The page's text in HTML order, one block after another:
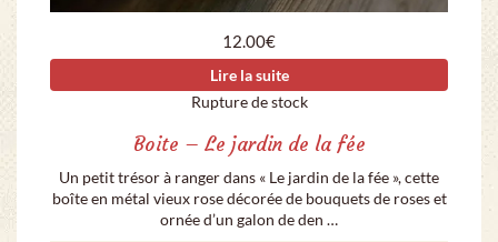
12.00€
Lire la suite
Rupture de stock
Boite – Le jardin de la fée
Un petit trésor à ranger dans « Le jardin de la fée », cette
boîte en métal vieux rose décorée de bouquets de roses et
ornée d’un galon de den …